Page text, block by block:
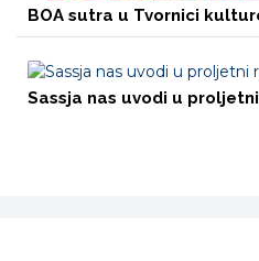
BOA sutra u Tvornici
Sassja nas uvodi u